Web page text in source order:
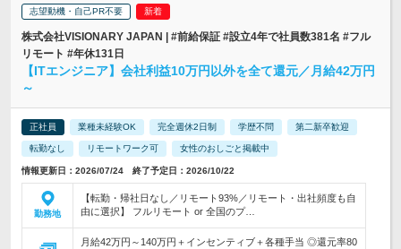
志望動機・自己PR不要
株式会社VISIONARY JAPAN | #前給保証 #設立4年で社員数381名 #フル
リモート #年休131日
【ITエンジニア】会社利益10万円以外を全て還元／月給42万円
～
正社員 業種未経験OK 完全週休2日制 学歴不問 第二新卒歓迎
転勤なし リモートワーク可 女性のおしごと掲載中
情報更新日：2026/07/24 終了予定日：2026/10/22
勤務地
【転勤・帰社日なし／リモート93%／リモート・出社頻度も自
由に選択】 フルリモート or 全国のプ…
月給42万円～140万円＋インセンティブ＋各種手当 ◎還元率80